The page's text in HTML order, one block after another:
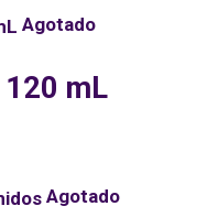
Agotado
mL
Agotado